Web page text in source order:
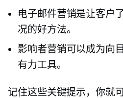
电子邮件营销是让客户
况的好方法。
影响者营销可以成为向
有力工具。
记住这些关键提示，你就